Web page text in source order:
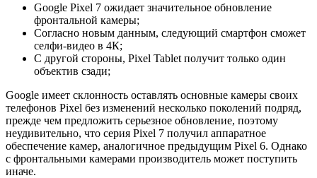
Google Pixel 7 ожидает значительное обновление
фронтальной камеры;
Согласно новым данным, следующий смартфон сможет
селфи-видео в 4К;
С другой стороны, Pixel Tablet получит только один
объектив сзади;
Google имеет склонность оставлять основные камеры своих
телефонов Pixel без изменений несколько поколений подряд,
прежде чем предложить серьезное обновление, поэтому
неудивительно, что серия Pixel 7 получил аппаратное
обеспечение камер, аналогичное предыдущим Pixel 6. Однако
с фронтальными камерами производитель может поступить
иначе.